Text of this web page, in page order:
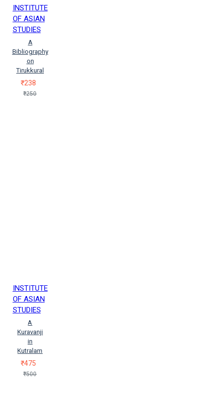
INSTITUTE
OF ASIAN
STUDIES
A
Bibliography
on
Tirukkural
₹238
₹250
INSTITUTE
OF ASIAN
STUDIES
A
Kuravanji
in
Kutralam
₹475
₹500